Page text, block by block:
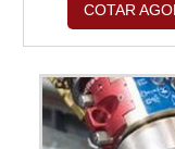
fundido, com
Metalúrgica
qualidade e
COTAR